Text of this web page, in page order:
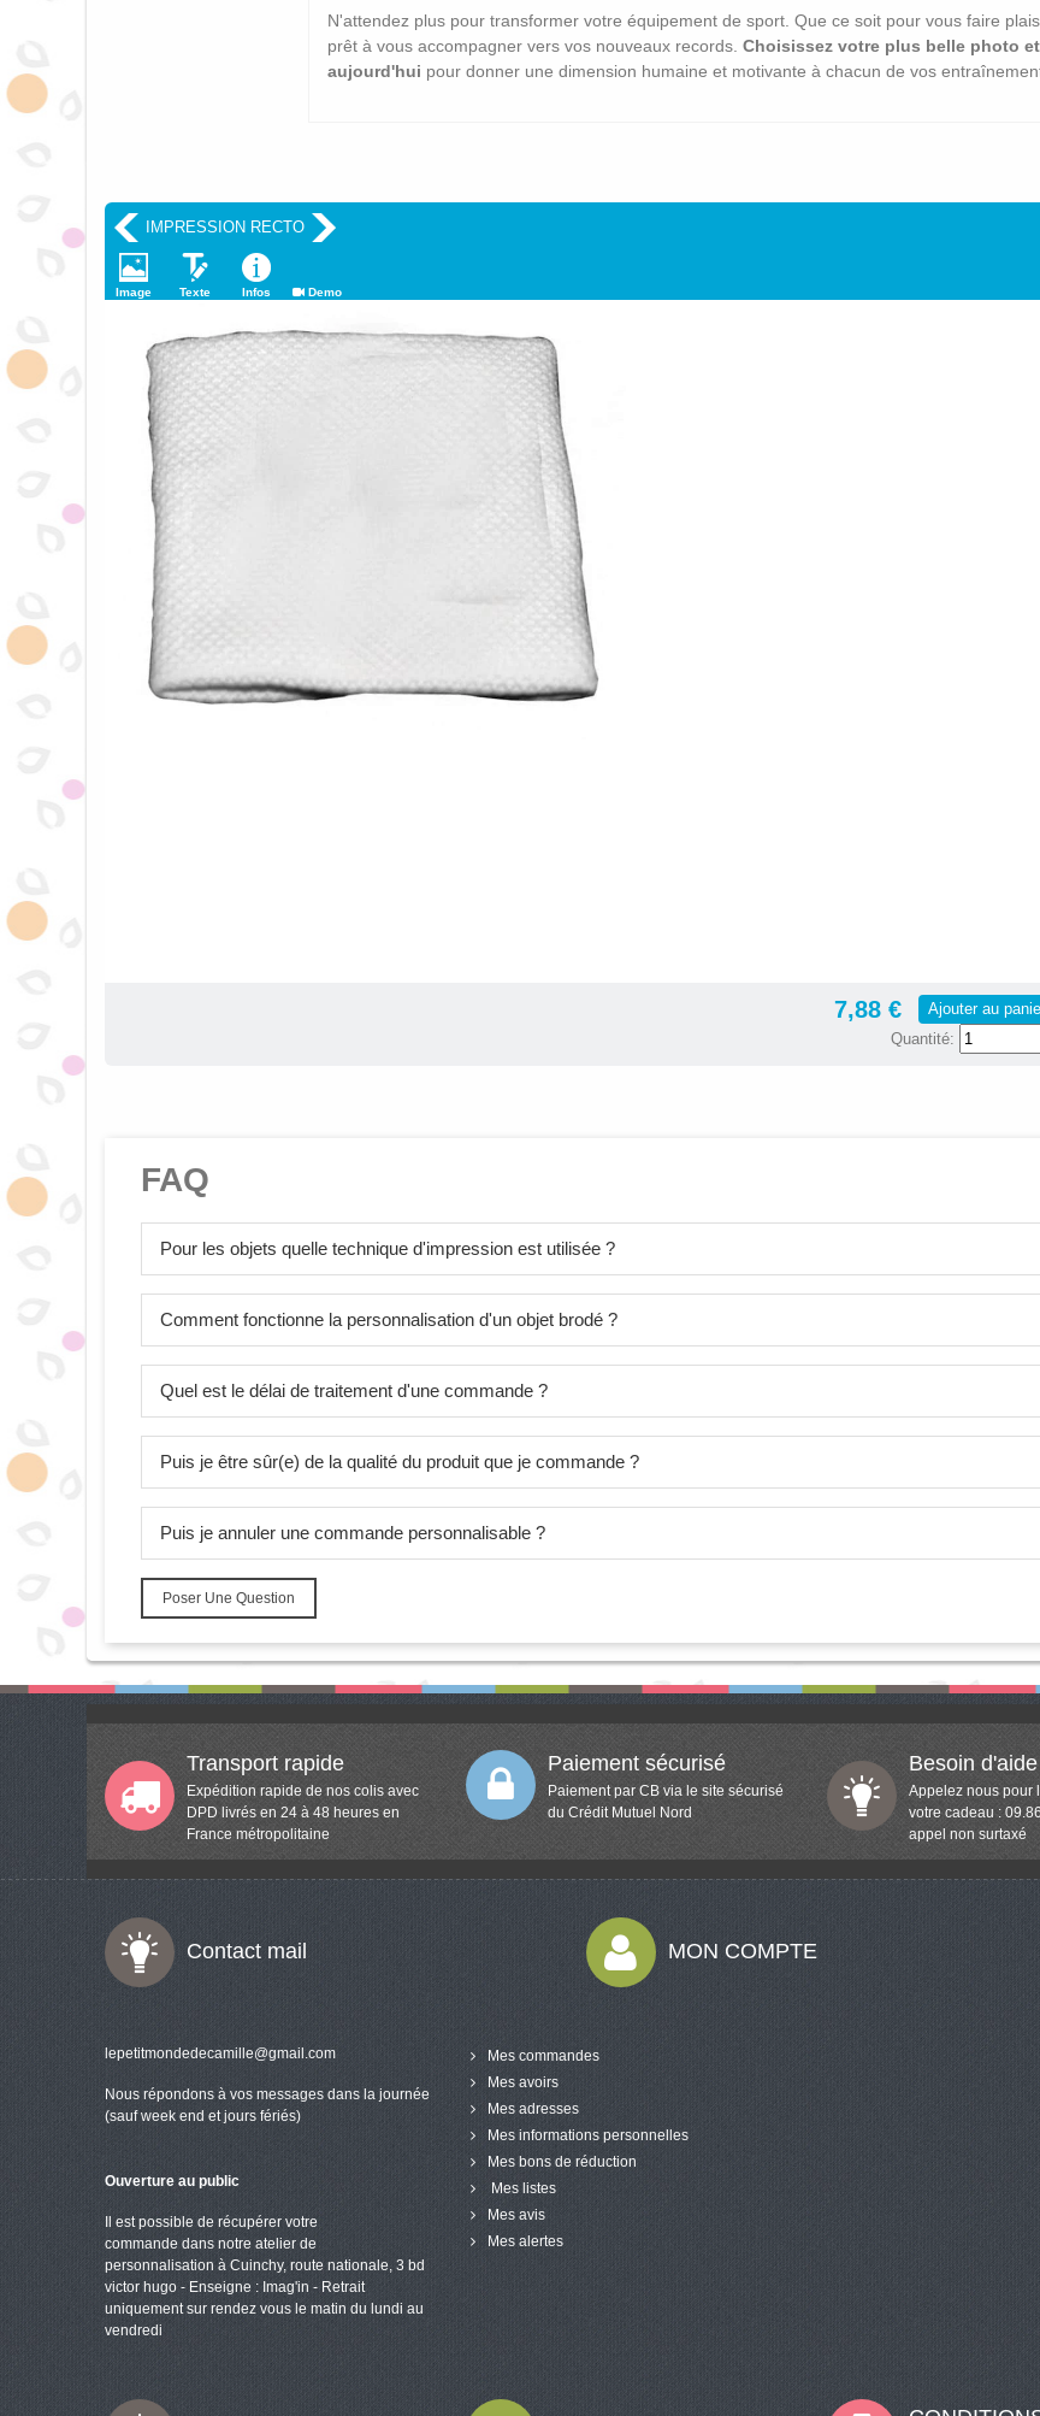
N'attendez plus pour transformer votre équipement de sport. Que ce soit pour vous faire
prêt à vous accompagner vers vos nouveaux records. Choisissez votre plus belle photo
aujourd'hui pour donner une dimension humaine et motivante à chacun de vos
IMPRESSION RECTO
Image Texte Infos Demo
7,88 €
Ajouter au
Quantité:
FAQ
Pour les objets quelle technique d'impression est utilisée ?
Comment fonctionne la personnalisation d'un objet brodé ?
Quel est le délai de traitement d'une commande ?
Puis je être sûr(e) de la qualité du produit que je commande ?
Puis je annuler une commande personnalisable ?
Poser Une Question
Transport rapide
Expédition rapide de nos colis avec
DPD livrés en 24 à 48 heures en
France métropolitaine
Paiement sécurisé
Paiement par CB via le site sécurisé
du Crédit Mutuel Nord
Besoin d'aide
Appelez nous pour
votre cadeau :
appel non surtaxé
Contact mail MON COMPTE
lepetitmondedecamille@gmail.com
Nous répondons à vos messages dans la journée
(sauf week end et jours fériés)
Ouverture au public
Il est possible de récupérer votre
commande dans notre atelier de
personnalisation à Cuinchy, route nationale, 3 bd
victor hugo - Enseigne : Imag'in - Retrait
uniquement sur rendez vous le matin du lundi au
vendredi
Mes commandes
Mes avoirs
Mes adresses
Mes informations personnelles
Mes bons de réduction
Mes listes
Mes avis
Mes alertes